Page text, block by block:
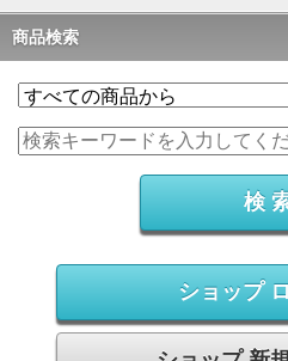
商品検索
ショップ